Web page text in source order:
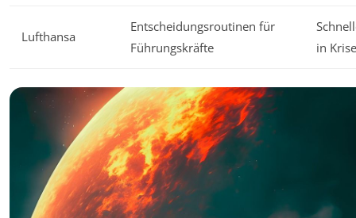
Lufthansa
Entscheidungsroutinen für
Führungskräfte
in